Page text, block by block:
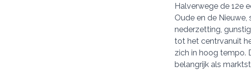
Halverwege de 12e
Oude en de
nederzetting,
tot het centrvanuit
zich in hoog tempo.
belangrijk als